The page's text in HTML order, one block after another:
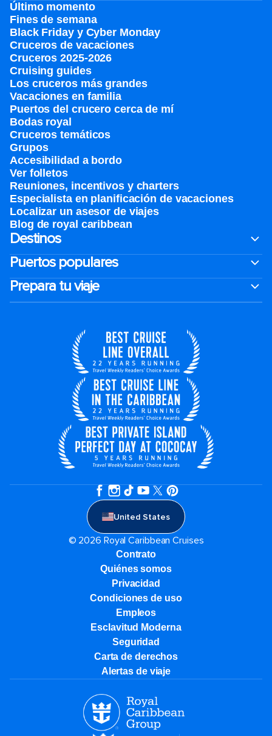
Último momento
Fines de semana
Black Friday y Cyber Monday
Cruceros de vacaciones
Cruceros 2025-2026
Cruising guides
Los cruceros más grandes
Vacaciones en familia
Puertos del crucero cerca de mí
Bodas royal
Cruceros temáticos
Grupos
Accesibilidad a bordo
Ver folletos
Reuniones, incentivos y charters​
Especialista en planificación de vacaciones
Localizar un asesor de viajes
Blog de royal caribbean
Destinos
Puertos populares
Prepara tu viaje
United States
© 2026 Royal Caribbean Cruises
Contrato
Quiénes somos
Privacidad
Condiciones de uso
Empleos
Esclavitud Moderna
Seguridad
Carta de derechos
Alertas de viaje